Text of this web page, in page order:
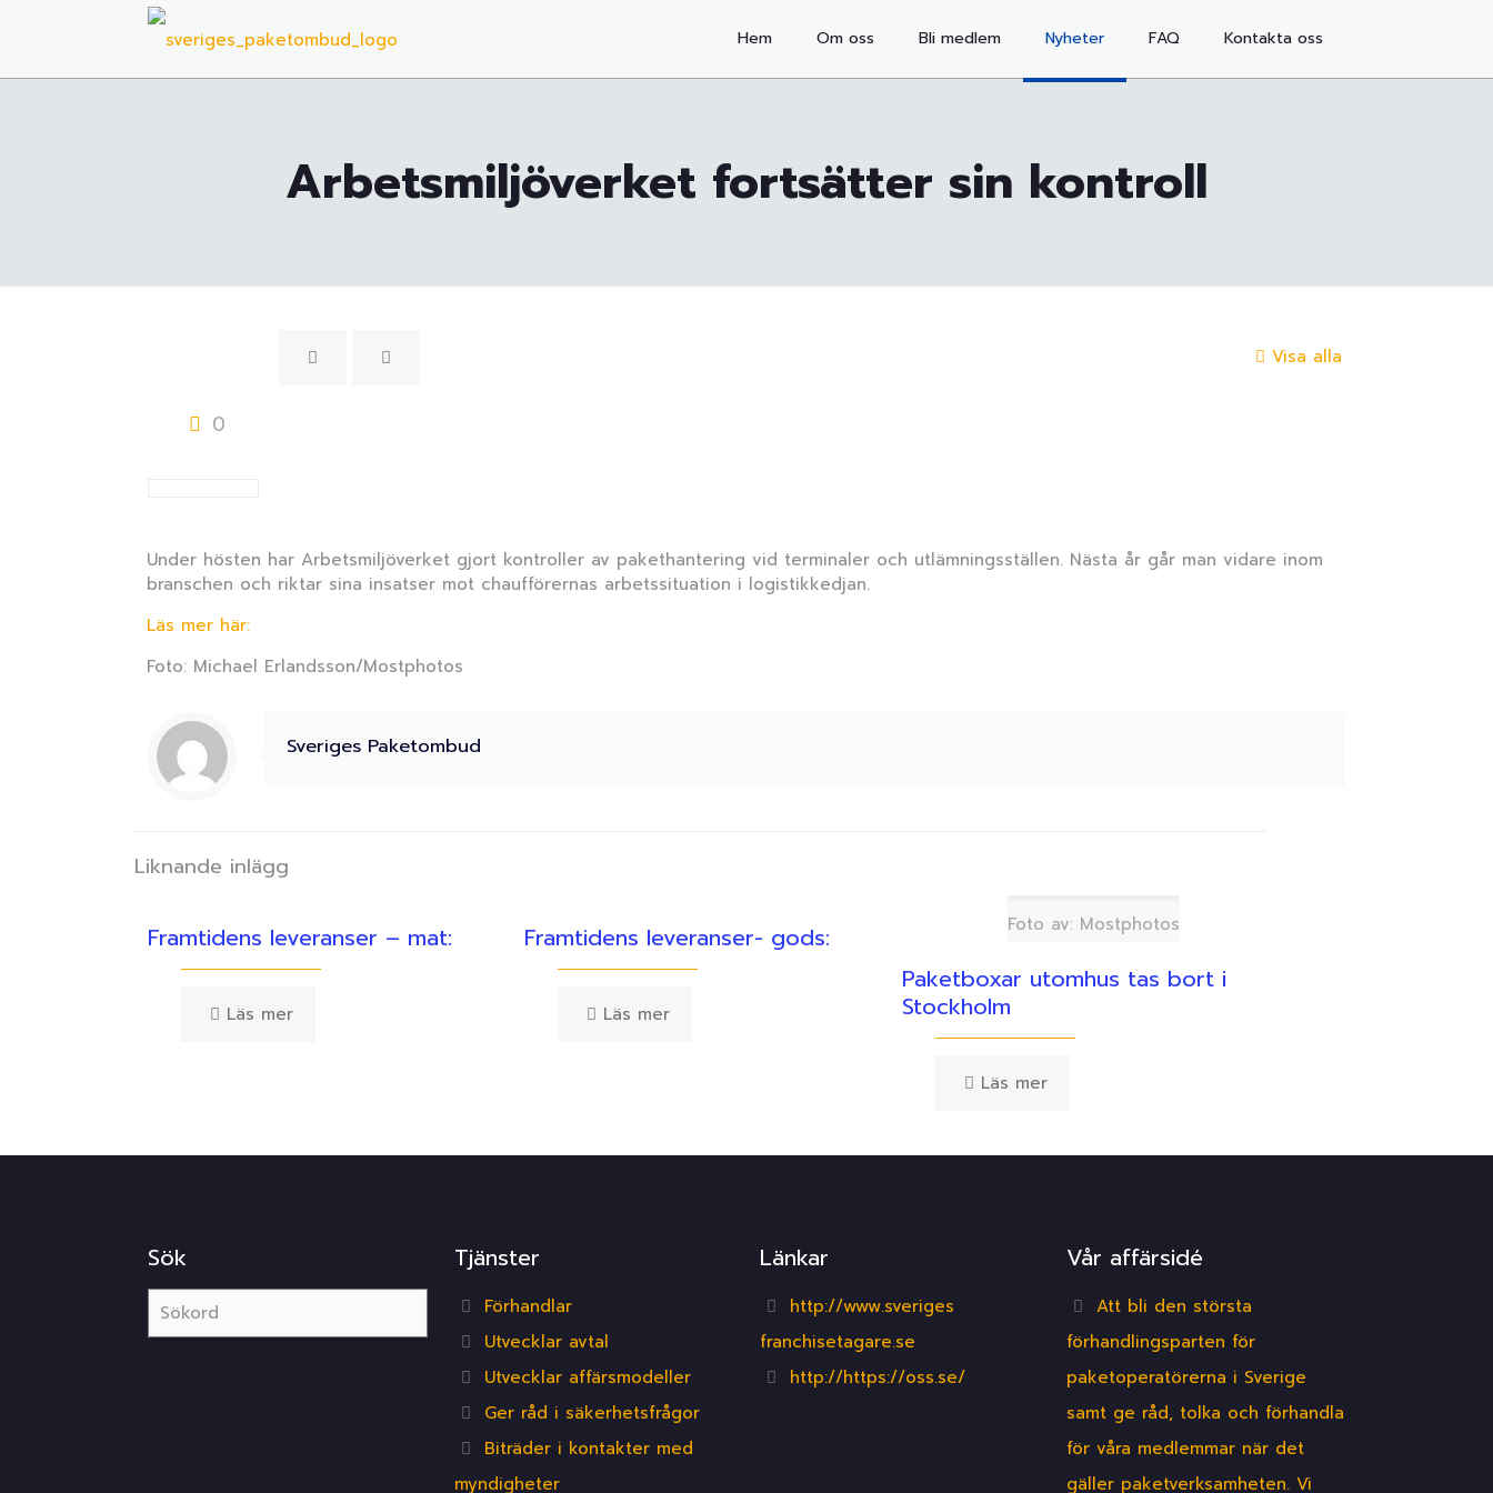
Hem Om oss Bli medlem Nyheter FAQ Kontakta oss
Arbetsmiljöverket fortsätter sin kontroll
Visa alla
0
Under hösten har Arbetsmiljöverket gjort kontroller av pakethantering vid terminaler och utlämningsställen. Nästa år går man vidare inom
branschen och riktar sina insatser mot chaufförernas arbetssituation i logistikkedjan.
Läs mer här:
Foto: Michael Erlandsson/Mostphotos
Sveriges Paketombud
Liknande inlägg
Framtidens leveranser – mat:
Läs mer
Framtidens leveranser- gods:
Läs mer
Foto av: Mostphotos
Paketboxar utomhus tas bort i
Stockholm
Läs mer
Sök Tjänster
Förhandlar
Utvecklar avtal
Utvecklar affärsmodeller
Ger råd i säkerhetsfrågor
Biträder i kontakter med
myndigheter
Länkar
http://www.sveriges
franchisetagare.se
http://https://oss.se/
Vår affärsidé
Att bli den största
förhandlingsparten för
paketoperatörerna i Sverige
samt ge råd, tolka och förhandla
för våra medlemmar när det
gäller paketverksamheten. Vi